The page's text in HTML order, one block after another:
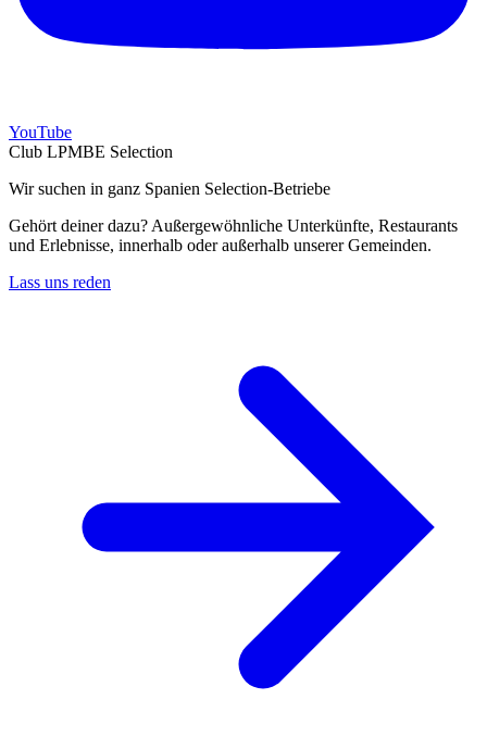
YouTube
Club LPMBE Selection
Wir suchen in ganz Spanien Selection-Betriebe
Gehört deiner dazu? Außergewöhnliche Unterkünfte, Restaurants
und Erlebnisse, innerhalb oder außerhalb unserer Gemeinden.
Lass uns reden